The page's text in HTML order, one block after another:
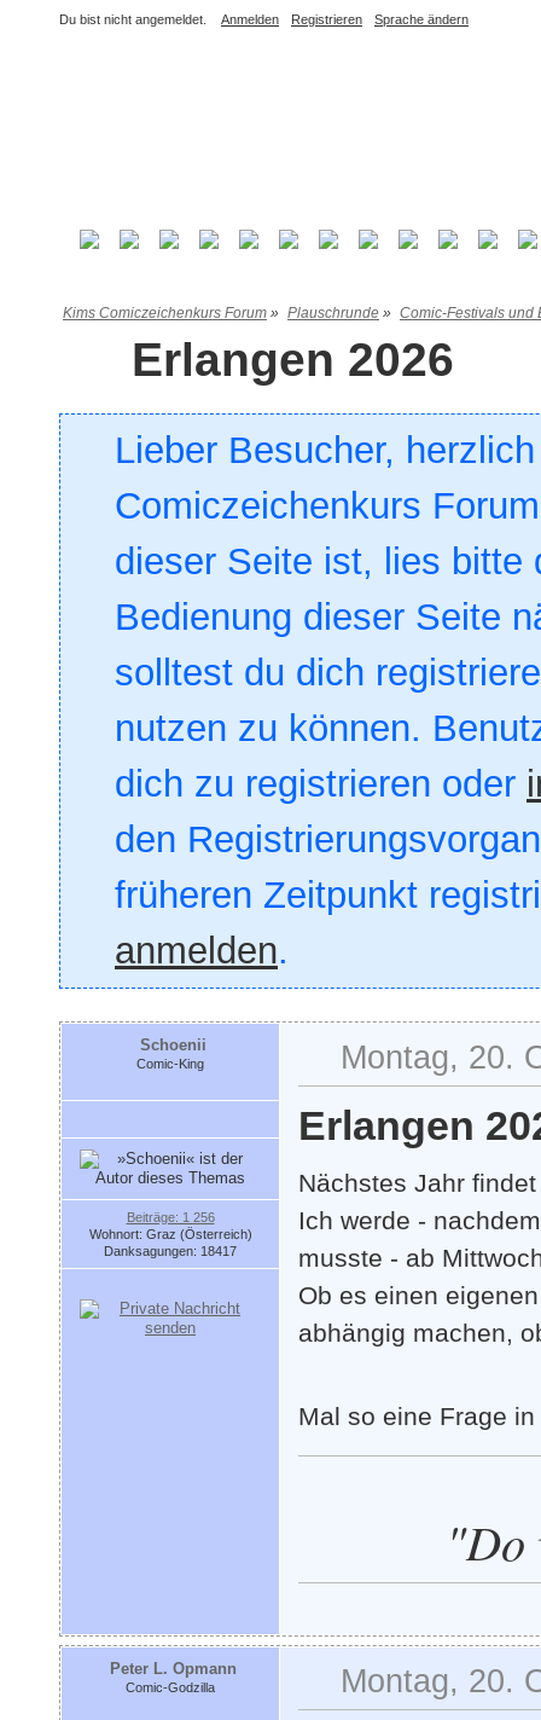
Du bist nicht angemeldet. Anmelden Registrieren Sprache ändern
Kims Comiczeichenkurs Forum » Plauschrunde » Comic-Festivals und
Erlangen 2026
Lieber Besucher,
Comiczeichenkurs
dieser Seite ist, lies bitte
Bedienung dieser Seite
solltest du dich
nutzen zu können.
dich zu registrieren oder
den
früheren Zeitpunkt
anmelden.
Schoenii
Comic-King
Beiträge: 1 256
Wohnort: Graz (Österreich)
Danksagungen: 18417
Montag, 20.
Erlangen
Nächstes Jahr
Ich werde -
musste - ab
Ob es einen
abhängig machen,
Mal so eine Frage
"Do
Peter L. Opmann
Comic-Godzilla Montag, 20.